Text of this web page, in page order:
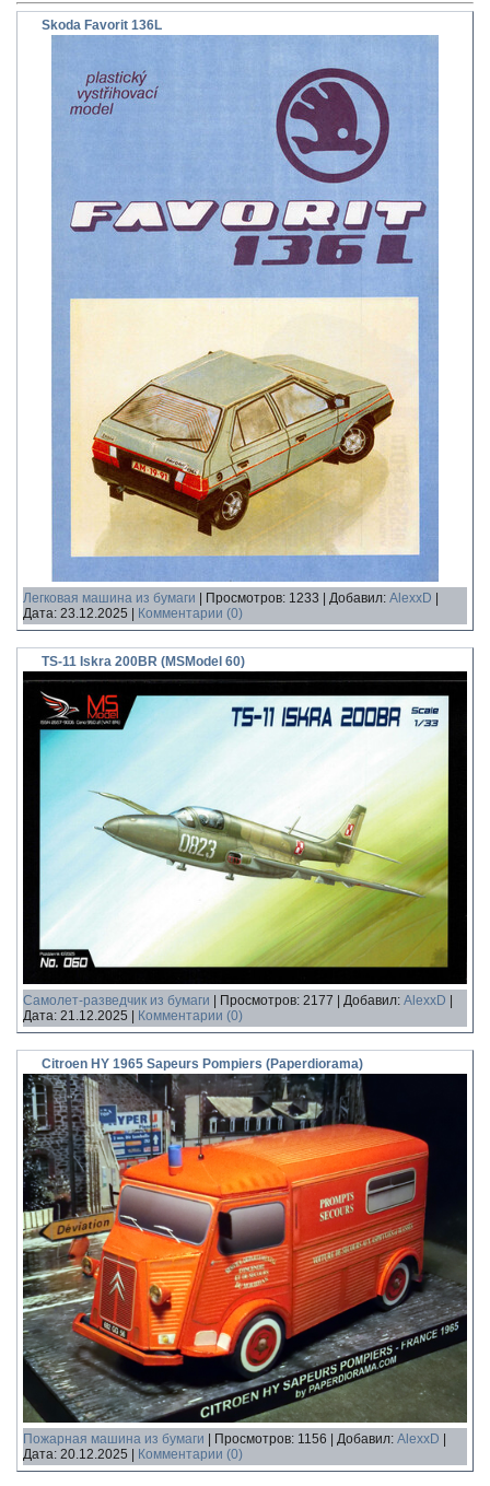
Skoda Favorit 136L
Легковая машина из бумаги Просмотров: 1233 Добавил: AlexxD
Дата: 23.12.2025 Комментарии (0)
TS-11 Iskra 200BR (MSModel 60)
Самолет-разведчик из бумаги | Просмотров: 2177 | Добавил: AlexxD |
Дата: 21.12.2025 | Комментарии (0)
Citroen HY 1965 Sapeurs Pompiers (Paperdiorama)
Пожарная машина из бумаги Просмотров: 1156 Добавил: AlexxD
Дата: 20.12.2025 Комментарии (0)